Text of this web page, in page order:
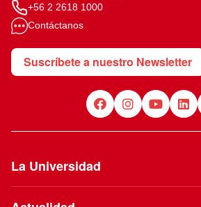
+56 2 2618 1000
Contáctanos
Suscríbete a nuestro Newsletter
La Universidad